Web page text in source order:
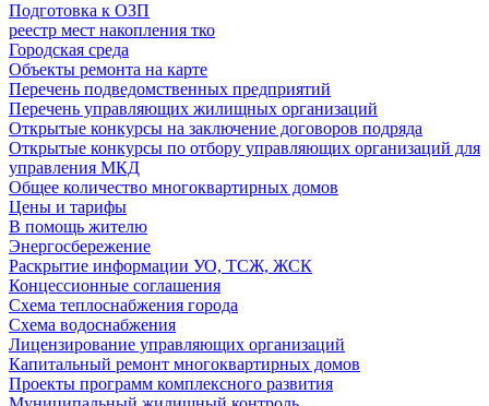
Подготовка к ОЗП
реестр мест накопления тко
Городская среда
Объекты ремонта на карте
Перечень подведомственных предприятий
Перечень управляющих жилищных организаций
Открытые конкурсы на заключение договоров подряда
Открытые конкурсы по отбору управляющих организаций для
управления МКД
Общее количество многоквартирных домов
Цены и тарифы
В помощь жителю
Энергосбережение
Раскрытие информации УО, ТСЖ, ЖСК
Концессионные соглашения
Схема теплоснабжения города
Схема водоснабжения
Лицензирование управляющих организаций
Капитальный ремонт многоквартирных домов
Проекты программ комплексного развития